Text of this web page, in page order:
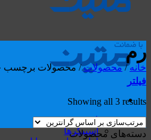
محصولات
اسپیکرها
رم
خانه / محصولات /محصولات برچسب
فیلتر
Showing all 3 results
دسته‌های محصولات